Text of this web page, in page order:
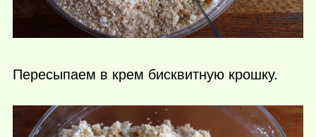
Пересыпаем в крем бисквитную крошку.